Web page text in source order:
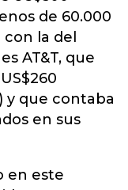
de 60.000
la del
AT&T, que
y que contaba
en sus
en este